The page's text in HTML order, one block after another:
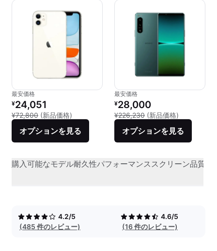
最安価格
リファービッシュ品の価格：
¥24,051
¥72,800 (新品価格) 新品との比較：¥72,800
オプションを見る
最安価格
リファービッシュ品の価格：
¥28,000
¥226,230 (新品価格)
オプションを見る
購入可能なモデル耐久性パフォーマンススクリーン品質
4.2/5
(485 件のレビュー)
4.6/5
(16 件のレビュー)